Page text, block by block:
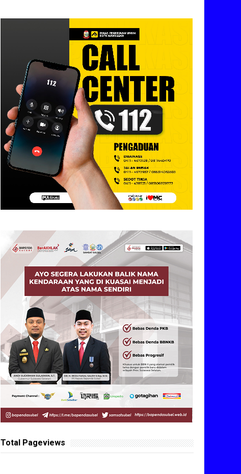
Total Pageviews